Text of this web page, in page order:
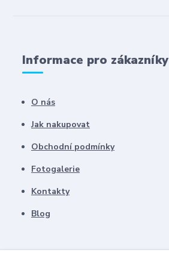
Informace pro zákazníky
O nás
Jak nakupovat
Obchodní podmínky
Fotogalerie
Kontakty
Blog